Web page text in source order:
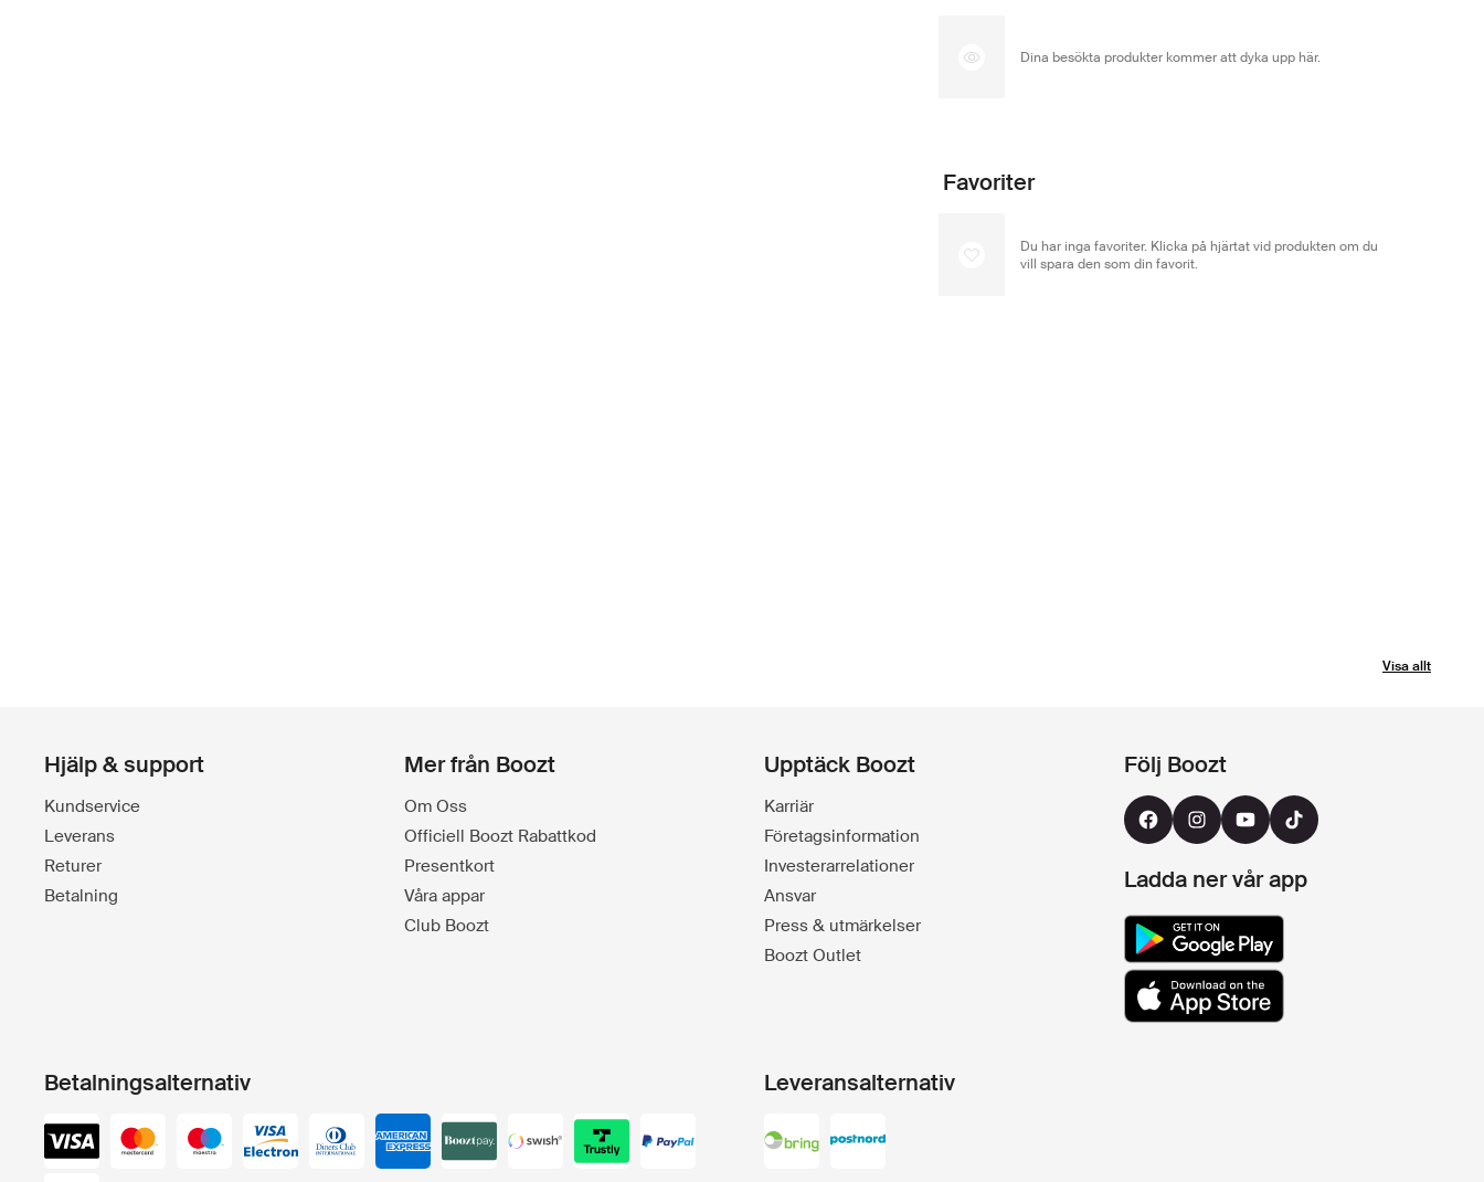
Dina besökta produkter kommer att dyka upp här.
Favoriter
Du har inga favoriter. Klicka på hjärtat vid produkten om du
vill spara den som din favorit.
Visa allt
Hjälp & support
Kundservice
Leverans
Returer
Betalning
Mer från Boozt
Om Oss
Officiell Boozt Rabattkod
Presentkort
Våra appar
Club Boozt
Upptäck Boozt
Karriär
Företagsinformation
Investerarrelationer
Ansvar
Press & utmärkelser
Boozt Outlet
Följ Boozt
Ladda ner vår app
Betalningsalternativ Leveransalternativ